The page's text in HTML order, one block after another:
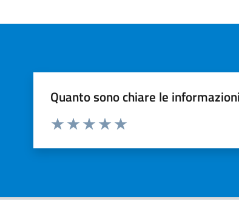
Quanto sono chiare le
Valuta da 1 a 5 stelle la pagina